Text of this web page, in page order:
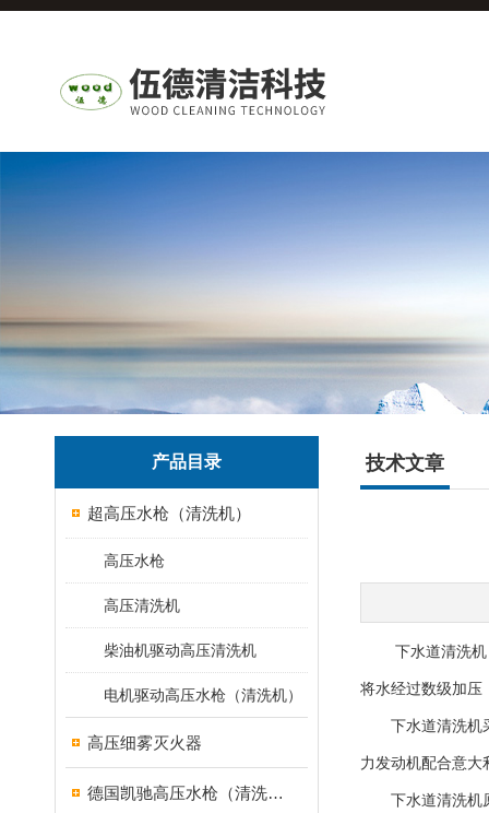
产品目录
超高压水枪（清洗机）
高压水枪
高压清洗机
柴油机驱动高压清洗机
电机驱动高压水枪（清洗机）
高压细雾灭火器
德国凯驰高压水枪（清洗机）
技术文章
下水道清洗机，
将水经过数级加压
下水道清洗机采
力发动机配合意大
下水道清洗机原